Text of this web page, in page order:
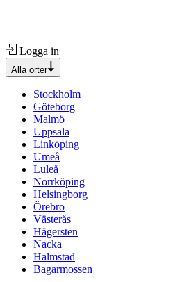
Logga in
Alla orter
Stockholm
Göteborg
Malmö
Uppsala
Linköping
Umeå
Luleå
Norrköping
Helsingborg
Örebro
Västerås
Hägersten
Nacka
Halmstad
Bagarmossen